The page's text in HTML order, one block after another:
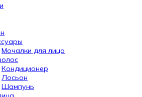
Мочалки для лица
Кондиционер
Лосьон
Шампунь